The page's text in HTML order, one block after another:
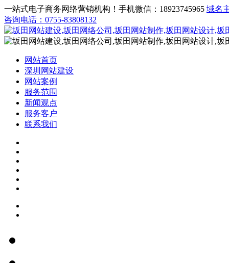
一站式电子商务网络营销机构！手机微信：18923745965 域名
咨询电话：0755-83808132
网站首页
深圳网站建设
网站案例
服务范围
新闻观点
服务客户
联系我们